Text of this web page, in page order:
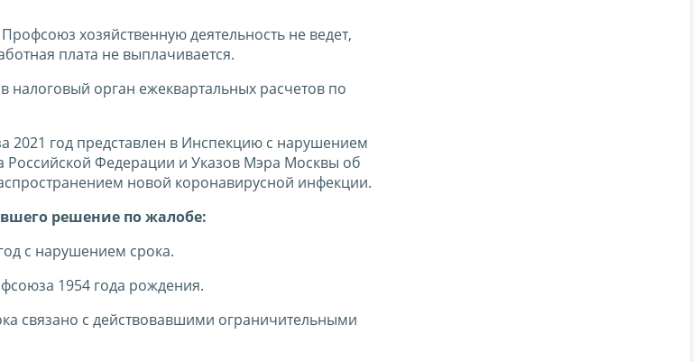
хозяйственную деятельность не ведет,
плата не выплачивается.
налоговый орган ежеквартальных расчетов по
2021 год представлен в Инспекцию с нарушением
Российской Федерации и Указов Мэра Москвы об
новой коронавирусной инфекции.
решение по жалобе:
с нарушением срока.
1954 года рождения.
связано с действовавшими ограничительными